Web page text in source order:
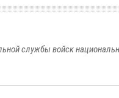
службы войск